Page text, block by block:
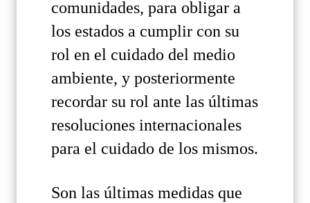
comunidades, para obligar a
los estados a cumplir con su
rol en el cuidado del medio
ambiente, y posteriormente
recordar su rol ante las últimas
resoluciones internacionales
para el cuidado de los mismos.
Son las últimas medidas que